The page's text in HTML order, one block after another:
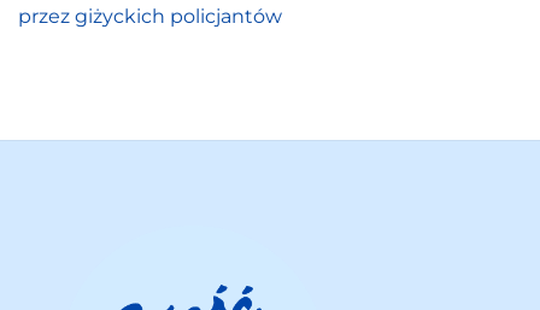
przez giżyckich policjantów